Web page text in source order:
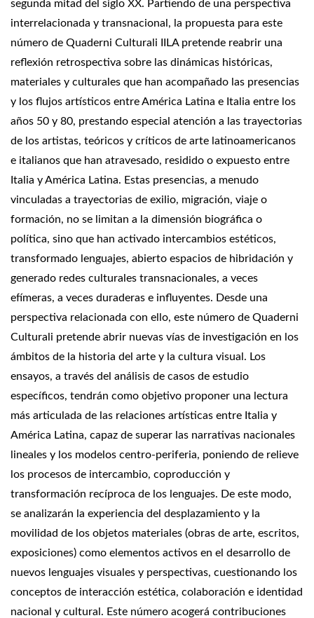
segunda mitad del siglo XX. Partiendo de una perspectiva
interrelacionada y transnacional, la propuesta para este
número de Quaderni Culturali IILA pretende reabrir una
reflexión retrospectiva sobre las dinámicas históricas,
materiales y culturales que han acompañado las presencias
y los flujos artísticos entre América Latina e Italia entre los
años 50 y 80, prestando especial atención a las trayectorias
de los artistas, teóricos y críticos de arte latinoamericanos
e italianos que han atravesado, residido o expuesto entre
Italia y América Latina. Estas presencias, a menudo
vinculadas a trayectorias de exilio, migración, viaje o
formación, no se limitan a la dimensión biográfica o
política, sino que han activado intercambios estéticos,
transformado lenguajes, abierto espacios de hibridación y
generado redes culturales transnacionales, a veces
efímeras, a veces duraderas e influyentes. Desde una
perspectiva relacionada con ello, este número de Quaderni
Culturali pretende abrir nuevas vías de investigación en los
ámbitos de la historia del arte y la cultura visual. Los
ensayos, a través del análisis de casos de estudio
específicos, tendrán como objetivo proponer una lectura
más articulada de las relaciones artísticas entre Italia y
América Latina, capaz de superar las narrativas nacionales
lineales y los modelos centro-periferia, poniendo de relieve
los procesos de intercambio, coproducción y
transformación recíproca de los lenguajes. De este modo,
se analizarán la experiencia del desplazamiento y la
movilidad de los objetos materiales (obras de arte, escritos,
exposiciones) como elementos activos en el desarrollo de
nuevos lenguajes visuales y perspectivas, cuestionando los
conceptos de interacción estética, colaboración e identidad
nacional y cultural. Este número acogerá contribuciones